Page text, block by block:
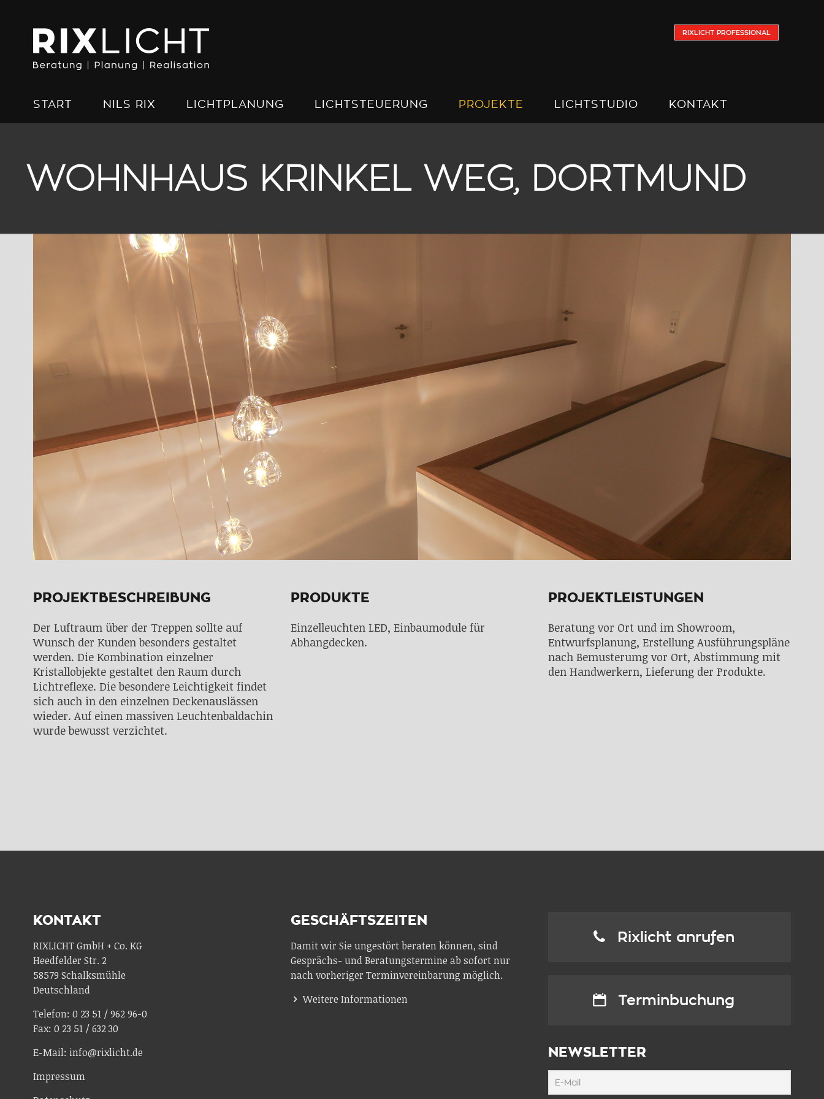
START NILS RIX LICHTPLANUNG LICHTSTEUERUNG PROJEKTE LICHTSTUDIO KONTAKT
RIXLICHT PROFESSIONAL
WOHNHAUS KRINKEL WEG, DORTMUND
PROJEKTBESCHREIBUNG
Der Luftraum über der Treppen sollte auf
Wunsch der Kunden besonders gestaltet
werden. Die Kombination einzelner
Kristallobjekte gestaltet den Raum durch
Lichtreflexe. Die besondere Leichtigkeit findet
sich auch in den einzelnen Deckenauslässen
wieder. Auf einen massiven Leuchtenbaldachin
wurde bewusst verzichtet.
PRODUKTE
Einzelleuchten LED, Einbaumodule für
Abhangdecken.
PROJEKTLEISTUNGEN
Beratung vor Ort und im Showroom,
Entwurfsplanung, Erstellung Ausführungspläne
nach Bemusterumg vor Ort, Abstimmung mit
den Handwerkern, Lieferung der Produkte.
KONTAKT
RIXLICHT GmbH + Co. KG
Heedfelder Str. 2
58579 Schalksmühle
Deutschland
Telefon: 0 23 51 / 962 96-0
Fax: 0 23 51 / 632 30
E-Mail: info@rixlicht.de
Impressum
GESCHÄFTSZEITEN
Damit wir Sie ungestört beraten können, sind
Gesprächs- und Beratungstermine ab sofort nur
nach vorheriger Terminvereinbarung möglich.
Weitere Informationen
Rixlicht anrufen
Terminbuchung
NEWSLETTER